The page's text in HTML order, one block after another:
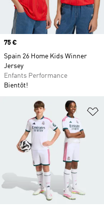
Prix
75 €
Spain 26 Home Kids Winner
Jersey
Enfants Performance
Bientôt!